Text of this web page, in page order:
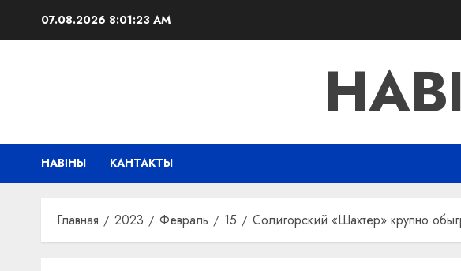
07.08.2026 8:01:24 AM
НАВІНЫ КАНТАКТЫ
Главная 2023 Февраль 15 Солигорский «Шахтер» крупно